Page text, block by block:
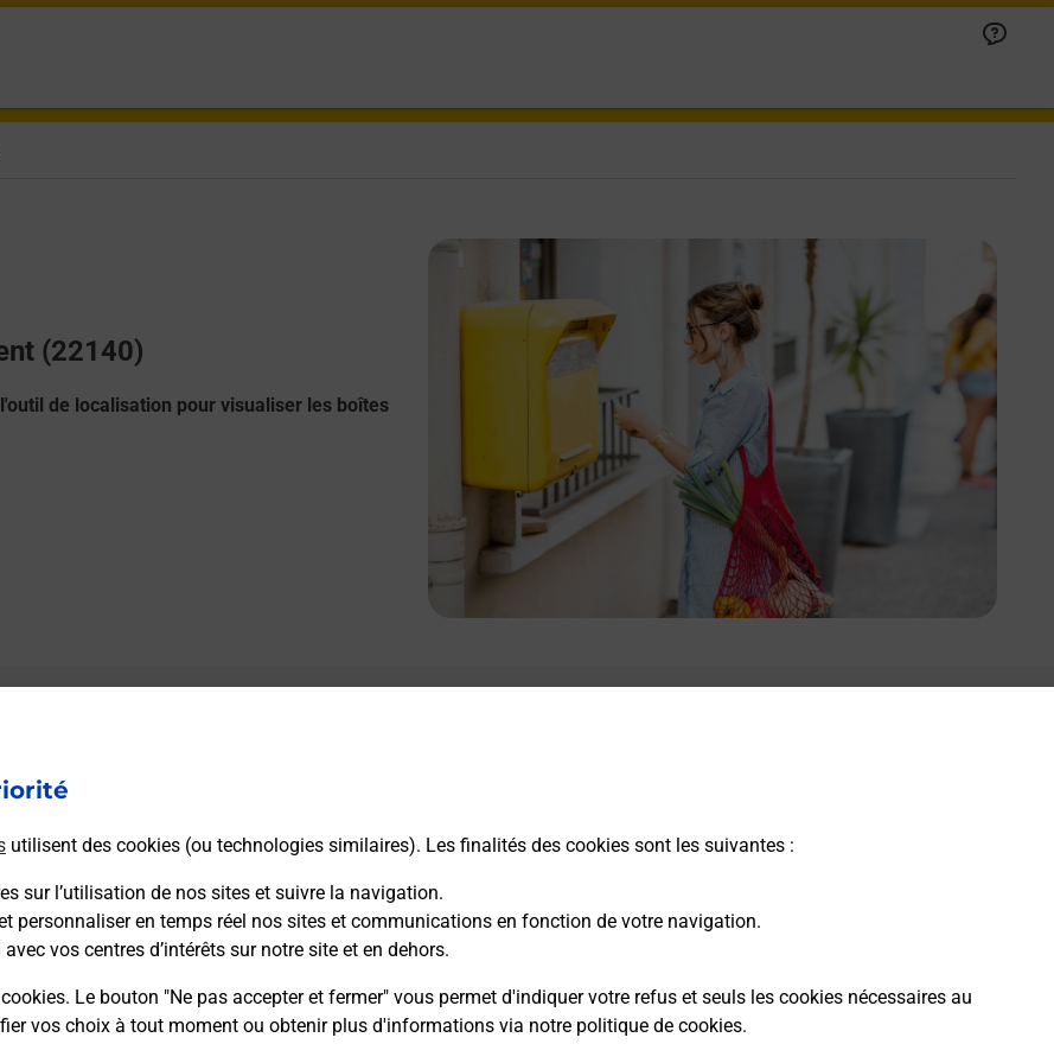
utilisent des cookies (ou technologies similaires). Les finalités des cookies sont les suivantes :
sur l’utilisation de nos sites et suivre la navigation.
personnaliser en temps réel nos sites et communications en fonction de votre navigation.
vos centres d’intérêts sur notre site et en dehors.
Le bouton "Ne pas accepter et fermer" vous permet d'indiquer votre refus et seuls les cookies nécessaires au
vos choix à tout moment ou obtenir plus d'informations via notre politique de cookies.
(22140)
de localisation pour visualiser les boîtes